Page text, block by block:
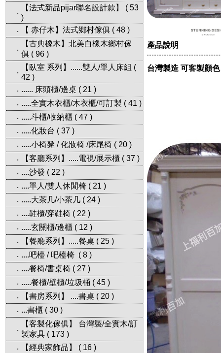
‧
【法式新品pijar聯名設計款】 ( 53
)
‧
【 赤仔木】法式鄉村傢俱 ( 48 )
‧
【古典橡木】北美白橡木鄉村傢
俱 ( 96 )
‧
【臥室 系列】......雙人/單人床組 (
42 )
‧ ...... 床頭櫃/邊桌 ( 21 )
‧ .....全實木衣櫃/木衣櫃/可訂製 ( 41 )
‧ .....斗櫃/收納櫃 ( 47 )
‧ .....化妝台 ( 37 )
‧ .....小椅凳 / 化妝椅 /床尾椅 ( 20 )
‧
【客廳系列】.....電視/展示櫃 ( 37 )
‧ ....沙發 ( 22 )
‧ ....單人/雙人休閒椅 ( 21 )
‧ .....大茶几/小茶几 ( 24 )
‧ ....鞋櫃/穿鞋椅 ( 22 )
‧ .....玄關櫃/邊櫃 ( 12 )
‧
【餐廳系列】.....餐桌 ( 25 )
‧ ....吧檯 / 吧檯椅 ( 8 )
‧ ....餐椅/書桌椅 ( 27 )
‧ .....餐櫃/壁櫃/垃圾桶 ( 45 )
‧
【書房系列】 ....書桌 ( 20 )
‧ ...書櫃 ( 30 )
‧
【客製化傢俱】 台灣製/全實木/訂
製家具 ( 173 )
‧
【經典家飾品】 ( 16 )
產品說明
台灣製造 可客製顏